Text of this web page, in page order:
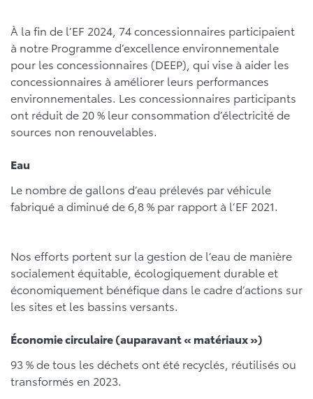
À la fin de l’EF 2024, 74 concessionnaires participaient
à notre Programme d’excellence environnementale
pour les concessionnaires (DEEP), qui vise à aider les
concessionnaires à améliorer leurs performances
environnementales. Les concessionnaires participants
ont réduit de 20 % leur consommation d’électricité de
sources non renouvelables.
Eau
Le nombre de gallons d’eau prélevés par véhicule
fabriqué a diminué de 6,8 % par rapport à l’EF 2021.
Nos efforts portent sur la gestion de l’eau de manière
socialement équitable, écologiquement durable et
économiquement bénéfique dans le cadre d’actions sur
les sites et les bassins versants.
Économie circulaire (auparavant « matériaux »)
93 % de tous les déchets ont été recyclés, réutilisés ou
transformés en 2023.